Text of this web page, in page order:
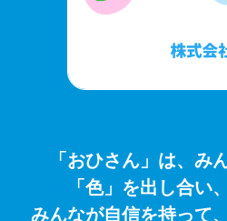
「おひさん」は、み
「色」を出し合い
みんなが自信を持って